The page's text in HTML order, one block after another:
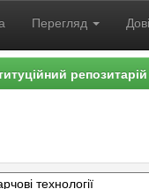
Перегляд